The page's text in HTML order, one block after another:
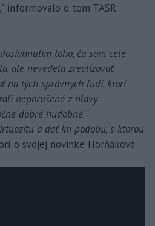
informovalo o tom TASR
toho, čo som celé
ale nevedela zrealizovať.
na tých správnych ľudí, ktorí
neporušené z hlavy
dobré hudobné
a dať im podobu, s ktorou
o svojej novinke Horňáková.